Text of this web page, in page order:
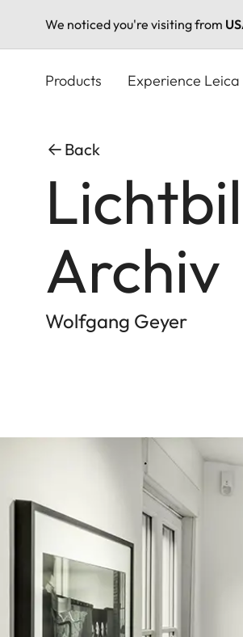
We noticed you're visiting from
Products Experience Leica
Back
Archiv
Wolfgang Geyer